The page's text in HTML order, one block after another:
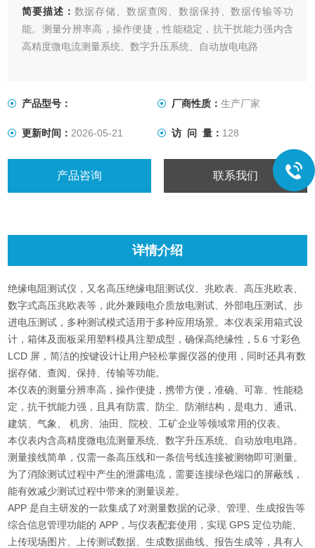
简要描述： 数据存储、数据查阅、数据保持、数据传输等功
能。测量分辨率高，操作便捷，性能稳定，抗干扰能力强内含
高精度微电流测量系统、数字升压系统、自动放电电路
产品型号： 厂商性质： 生产厂家
更新时间： 2026-05-21 访 问 量： 128
产品咨询 联系我们
详情介绍
绝缘电阻测试仪，又名高压绝缘电阻测试仪、兆欧表、高压兆欧表、
数字式高压兆欧表等，此外兼顾电介质放电测试、外部电压测试、步
进电压测试，多种测试模式适用于多种应用场景。本仪表采用箱式设
计，箱体及面板采用塑料模具注塑成型，确保高绝缘性，5.6 寸彩色
LCD 屏，简洁的按键设计让用户轻松掌握仪器的使用，同时还具有数
据存储、查阅、保持、传输等功能。
本仪表的测量分辨率高，操作便捷，携带方便，准确、可靠、性能稳
定，抗干扰能力强，且具有防震、防尘、防潮结构，是电力、通讯、
建筑、气象、 机房、油田、院校、工矿企业等领域常用的仪表。
本仪表内含高精度微电流测量系统、数字升压系统、自动放电电路。
测量接线简单，仅需一条高压线和一条信号线连接被测物即可测量。
为了消除测试过程中产生的泄露电流，需要连接绿色端口的屏蔽线，
能有效减少测试过程中带来的测量误差。
APP 是自主研发的一款集成了对测量数据的记录、管理、生成报告等
综合信息管理功能的 APP，与仪表配套使用，实现 GPS 定位功能、
上传现场图片、上传测试数据、生成数据曲线、报告生成等，具有人